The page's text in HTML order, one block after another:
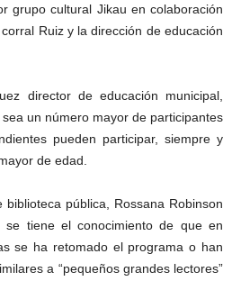
grupo cultural Jikau en colaboración
Ruiz y la dirección de educación
director de educación municipal,
un número mayor de participantes
pueden participar, siempre y
de edad.
pública, Rossana Robinson
se tiene el conocimiento de que en
se ha retomado el programa o han
a “pequeños grandes lectores”